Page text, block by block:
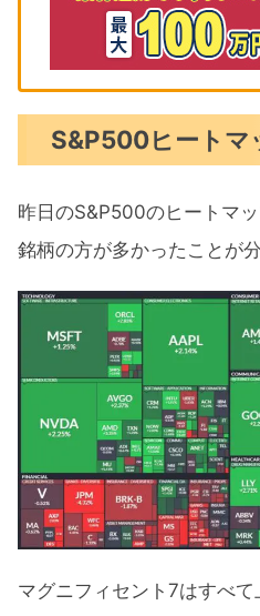
S&P500ヒートマ
昨日のS&P500のヒートマ
銘柄の方が多かったことが分
マグニフィセント7はすべ